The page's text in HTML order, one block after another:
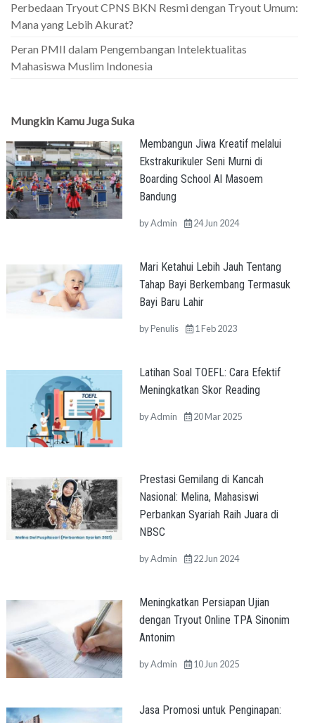
Perbedaan Tryout CPNS BKN Resmi dengan Tryout Umum:
Mana yang Lebih Akurat?
Peran PMII dalam Pengembangan Intelektualitas
Mahasiswa Muslim Indonesia
Mungkin Kamu Juga Suka
Membangun Jiwa Kreatif melalui
Ekstrakurikuler Seni Murni di
Boarding School Al Masoem
Bandung
byAdmin 24 Jun 2024
Mari Ketahui Lebih Jauh Tentang
Tahap Bayi Berkembang Termasuk
Bayi Baru Lahir
byPenulis 1 Feb 2023
Latihan Soal TOEFL: Cara Efektif
Meningkatkan Skor Reading
byAdmin 20 Mar 2025
Prestasi Gemilang di Kancah
Nasional: Melina, Mahasiswi
Perbankan Syariah Raih Juara di
NBSC
byAdmin 22 Jun 2024
Meningkatkan Persiapan Ujian
dengan Tryout Online TPA Sinonim
Antonim
byAdmin 10 Jun 2025
Jasa Promosi untuk Penginapan: